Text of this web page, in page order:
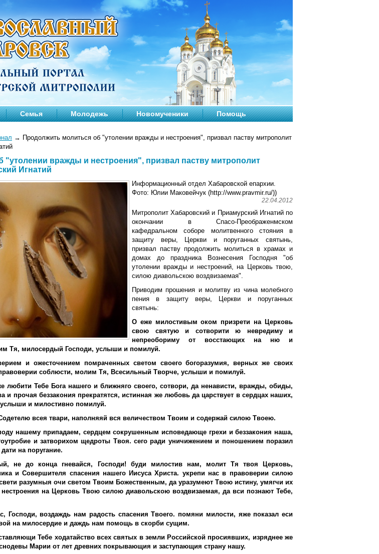
Семья Молодежь Новомученики Помощь
→ Продолжить молиться об "утолении вражды и нестроения", призвал паству митрополит
"утолении вражды и нестроения", призвал паству митрополит
Игнатий
Информационный отдел Хабаровской епархии.
Фото: Юлии Маковейчук (http://www.pravmir.ru/))
22.04.2012
Митрополит Хабаровский и Приамурский Игнатий по
окончании в Спасо-Преображенмском
кафедральном соборе молитвенного стояния в
защиту веры, Церкви и поруганных святынь,
призвал паству продолжить молиться в храмах и
домах до праздника Вознесения Господня "об
утолении вражды и нестроений, на Церковь твою,
силою диавольскою воздвизаемая".
Приводим прошения и молитву из чина молебного
пения в защиту веры, Церкви и поруганных
святынь:
О еже милостивым оком призрети на Церковь
свою святую и сотворити ю невредиму и
непреобориму от восстающих на ню и
Тя, милосердый Господи, услыши и помилуй.
и ожесточением помраченных светом своего богоразумия, верных же своих
соблюсти, молим Тя, Всесильный Творче, услыши и помилуй.
любити Тебе Бога нашего и ближняго своего, сотвори, да ненависти, вражды, обиды,
и прочая беззакония прекратятся, истинная же любовь да царствует в сердцах наших,
и милостивно помилуй.
всея твари, наполняяй вся величеством Твоим и содержай силою Твоею.
нашему припадаем, сердцем сокрушенным исповедающе грехи и беззакония наша,
и затворихом щедроты Твоя. сего ради уничижением и поношением поразил
на поругание.
не до конца гневайся, Господи! буди милостив нам, молит Тя твоя Церковь,
и Совершителя спасения нашего Иисуса Христа. укрепи нас в правоверии силою
разумныя очи светом Твоим Божественным, да уразумеют Твою истину, умягчи их
на Церковь Твою силою диавольскою воздвизаемая, да вси познают Тебе,
Господи, воздаждь нам радость спасения Твоего. помяни милости, яже показал еси
на милосердие и даждь нам помощь в скорби сущим.
Тебе ходатайство всех святых в земли Российской просиявших, изряднее же
Марии от лет древних покрывающия и заступающия страну нашу.